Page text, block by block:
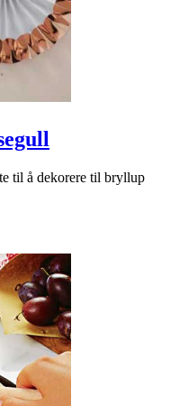
til å dekorere til bryllup